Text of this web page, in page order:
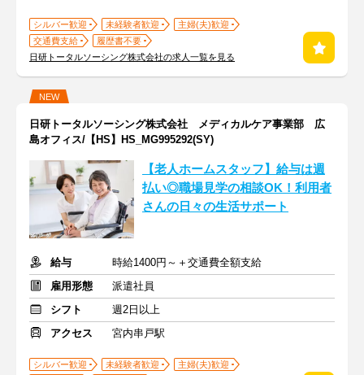
シルバー歓迎 未経験者歓迎
主婦(夫)歓迎
交通費支給
履歴書不要
日研トータルソーシング株式会社の求人一覧を見る
NEW
日研トータルソーシング株式会社 メディカルケア事業部 広
島オフィス/【HS】HS_MG995292(SY)
【老人ホームスタッフ】給与は週
払い◎職場見学の相談OK！利用者
さんの日々の生活サポート
給与
時給1400円～＋交通費全額支給
雇用形態
派遣社員
シフト
週2日以上
アクセス
宮内串戸駅
シルバー歓迎 未経験者歓迎
主婦(夫)歓迎